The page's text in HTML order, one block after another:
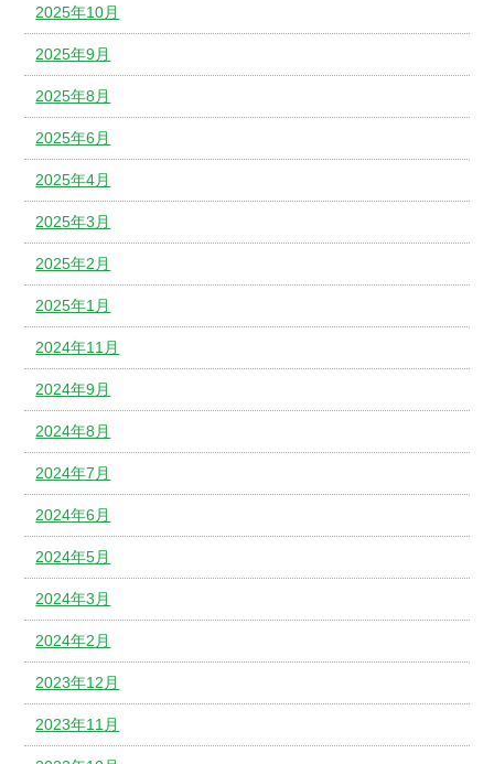
2025年10月
2025年9月
2025年8月
2025年6月
2025年4月
2025年3月
2025年2月
2025年1月
2024年11月
2024年9月
2024年8月
2024年7月
2024年6月
2024年5月
2024年3月
2024年2月
2023年12月
2023年11月